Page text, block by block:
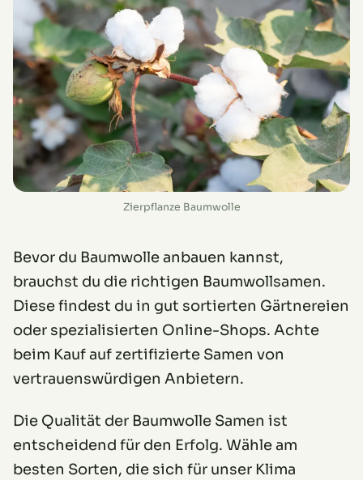
Zierpflanze Baumwolle
Bevor du Baumwolle anbauen kannst,
brauchst du die richtigen Baumwollsamen.
Diese findest du in gut sortierten Gärtnereien
oder spezialisierten Online-Shops. Achte
beim Kauf auf zertifizierte Samen von
vertrauenswürdigen Anbietern.
Die Qualität der Baumwolle Samen ist
entscheidend für den Erfolg. Wähle am
besten Sorten, die sich für unser Klima